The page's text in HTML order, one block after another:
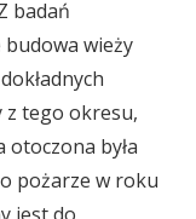
badań
wieży
z tego okresu,
była
pożarze w roku